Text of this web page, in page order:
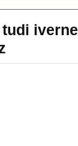
iverne
sodobno